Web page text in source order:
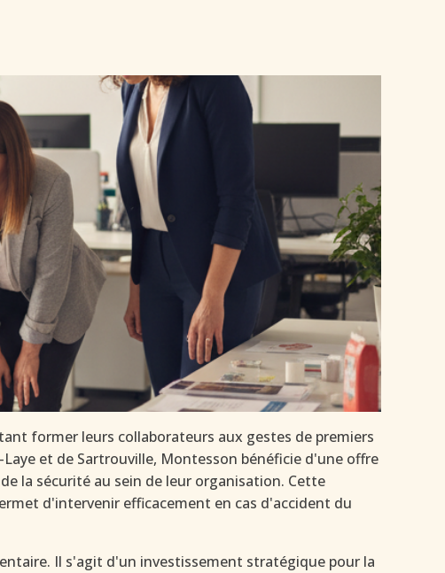
former leurs collaborateurs aux gestes de premiers
et de Sartrouville, Montesson bénéficie d'une offre
la sécurité au sein de leur organisation. Cette
d'intervenir efficacement en cas d'accident du
Il s'agit d'un investissement stratégique pour la